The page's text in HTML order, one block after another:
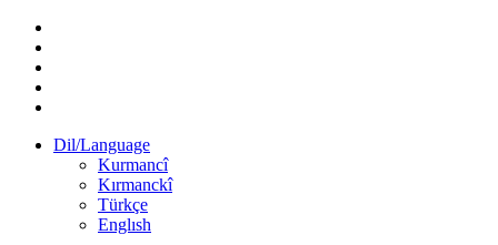
Dil/Language
Kurmancî
Kırmanckî
Türkçe
Englısh